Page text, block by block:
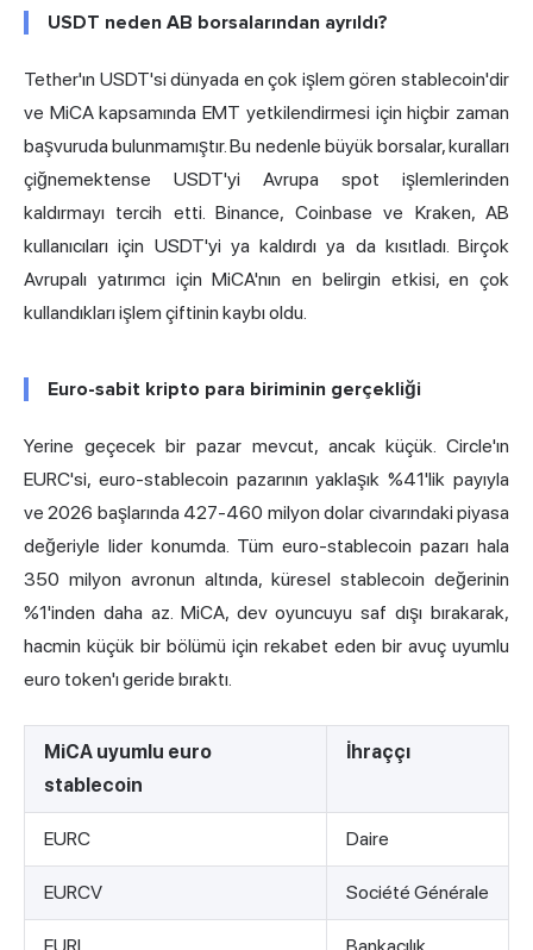
USDT neden AB borsalarından ayrıldı?
Tether'ın USDT'si dünyada en çok işlem gören stablecoin'dir
ve MiCA kapsamında EMT yetkilendirmesi için hiçbir zaman
başvuruda bulunmamıştır. Bu nedenle büyük borsalar, kuralları
çiğnemektense USDT'yi Avrupa spot işlemlerinden
kaldırmayı tercih etti. Binance, Coinbase ve Kraken, AB
kullanıcıları için USDT'yi ya kaldırdı ya da kısıtladı. Birçok
Avrupalı yatırımcı için MiCA'nın en belirgin etkisi, en çok
kullandıkları işlem çiftinin kaybı oldu.
Euro-sabit kripto para biriminin gerçekliği
Yerine geçecek bir pazar mevcut, ancak küçük. Circle'ın
EURC'si, euro-stablecoin pazarının yaklaşık %41'lik payıyla
ve 2026 başlarında 427-460 milyon dolar civarındaki piyasa
değeriyle lider konumda. Tüm euro-stablecoin pazarı hala
350 milyon avronun altında, küresel stablecoin değerinin
%1'inden daha az. MiCA, dev oyuncuyu saf dışı bırakarak,
hacmin küçük bir bölümü için rekabet eden bir avuç uyumlu
euro token'ı geride bıraktı.
MiCA uyumlu euro
stablecoin
İhraççı
EURC Daire
EURCV Société Générale